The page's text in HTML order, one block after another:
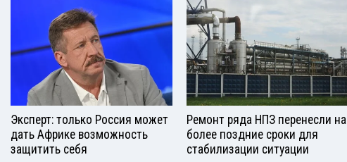
Эксперт: только Россия может
дать Африке возможность
защитить себя
Ремонт ряда НПЗ перенесли на
более поздние сроки для
стабилизации ситуации